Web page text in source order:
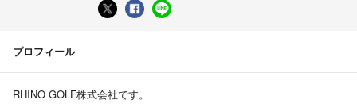
プロフィール
RHINO GOLF株式会社です。